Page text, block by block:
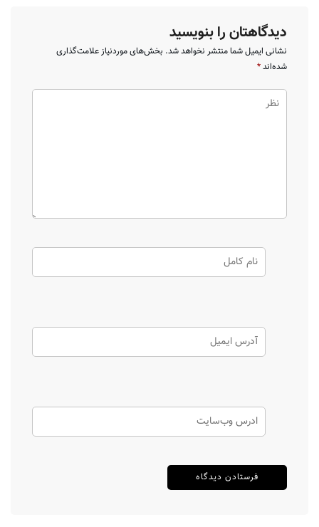
دیدگاهتان را بنویسید
نشانی ایمیل شما منتشر نخواهد شد. بخش‌های موردنیاز علامت‌گذاری
شده‌اند*